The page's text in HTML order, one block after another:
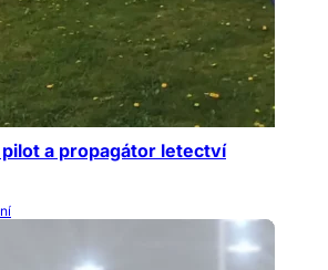
a propagátor letectví